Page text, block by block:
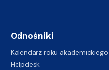
Odnośniki
Kalendarz roku akademickiego
Helpdesk